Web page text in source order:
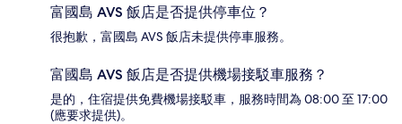
富國島 AVS 飯店是否提供停車位？
很抱歉，富國島 AVS 飯店未提供停車服務。
富國島 AVS 飯店是否提供機場接駁車服務？
是的，住宿提供免費機場接駁車，服務時間為 08:00 至 17:00
(應要求提供)。